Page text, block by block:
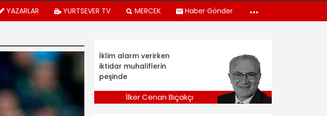
YAZARLAR YURTSEVER TV MERCEK Haber Gönder
İklim alarm verirken
iktidar muhaliflerin
peşinde
İlker Cenan Bıçakçı